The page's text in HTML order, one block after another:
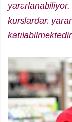
yararlanabiliyor.
kurslardan
katılabilmektedir.